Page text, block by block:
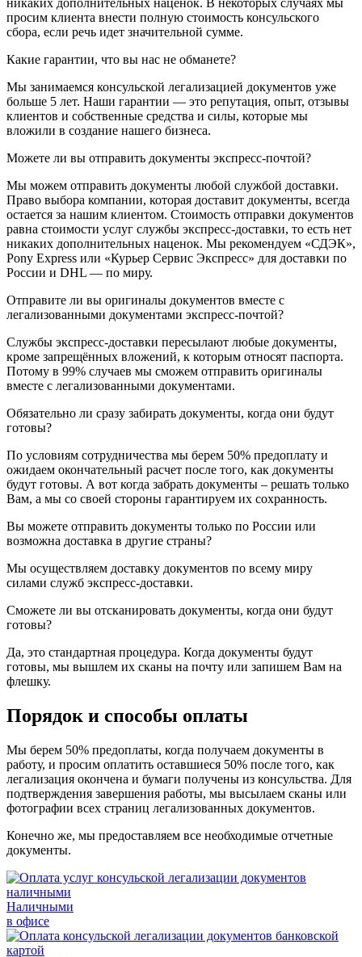
никаких дополнительных наценок. В некоторых случаях мы
просим клиента внести полную стоимость консульского
сбора, если речь идет значительной сумме.
Какие гарантии, что вы нас не обманете?
Мы занимаемся консульской легализацией документов уже
больше 5 лет. Наши гарантии — это репутация, опыт, отзывы
клиентов и собственные средства и силы, которые мы
вложили в создание нашего бизнеса.
Можете ли вы отправить документы экспресс-почтой?
Мы можем отправить документы любой службой доставки.
Право выбора компании, которая доставит документы, всегда
остается за нашим клиентом. Стоимость отправки документов
равна стоимости услуг службы экспресс-доставки, то есть нет
никаких дополнительных наценок. Мы рекомендуем «СДЭК»,
Pony Express или «Курьер Сервис Экспресс» для доставки по
России и DHL — по миру.
Отправите ли вы оригиналы документов вместе с
легализованными документами экспресс-почтой?
Службы экспресс-доставки пересылают любые документы,
кроме запрещённых вложений, к которым относят паспорта.
Потому в 99% случаев мы сможем отправить оригиналы
вместе с легализованными документами.
Обязательно ли сразу забирать документы, когда они будут
готовы?
По условиям сотрудничества мы берем 50% предоплату и
ожидаем окончательный расчет после того, как документы
будут готовы. А вот когда забрать документы – решать только
Вам, а мы со своей стороны гарантируем их сохранность.
Вы можете отправить документы только по России или
возможна доставка в другие страны?
Мы осуществляем доставку документов по всему миру
силами служб экспресс-доставки.
Сможете ли вы отсканировать документы, когда они будут
готовы?
Да, это стандартная процедура. Когда документы будут
готовы, мы вышлем их сканы на почту или запишем Вам на
флешку.
Порядок и способы оплаты
Мы берем 50% предоплаты, когда получаем документы в
работу, и просим оплатить оставшиеся 50% после того, как
легализация окончена и бумаги получены из консульства. Для
подтверждения завершения работы, мы высылаем сканы или
фотографии всех страниц легализованных документов.
Конечно же, мы предоставляем все необходимые отчетные
документы.
Наличными
в офисе